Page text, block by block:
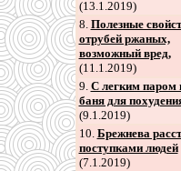
(13.1.2019)
8. Полезные
отрубей ржаных,
возможный вред,
(11.1.2019)
9. С легким паром
баня для
(9.1.2019)
10. Брежнева
поступками людей
(7.1.2019)